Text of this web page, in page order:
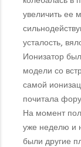
увеличить ее
усталость,
Ионизатор
модели со
самой
почитала
На момент
уже неделю и
были другие